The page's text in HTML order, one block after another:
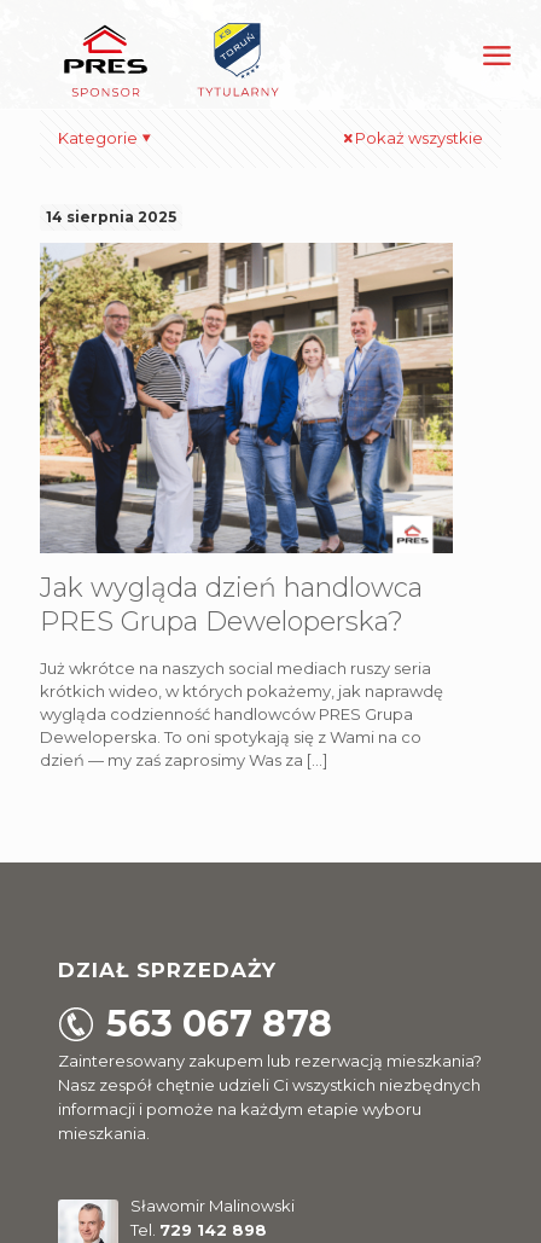
Kategorie Pokaż wszystkie
14 sierpnia 2025
Jak wygląda dzień handlowca
PRES Grupa Deweloperska?
Już wkrótce na naszych social mediach ruszy seria
krótkich wideo, w których pokażemy, jak naprawdę
wygląda codzienność handlowców PRES Grupa
Deweloperska. To oni spotykają się z Wami na co
dzień — my zaś zaprosimy Was za […]
DZIAŁ SPRZEDAŻY
563 067 878
Zainteresowany zakupem lub rezerwacją mieszkania?
Nasz zespół chętnie udzieli Ci wszystkich niezbędnych
informacji i pomoże na każdym etapie wyboru
mieszkania.
Sławomir Malinowski
Tel. 729 142 898